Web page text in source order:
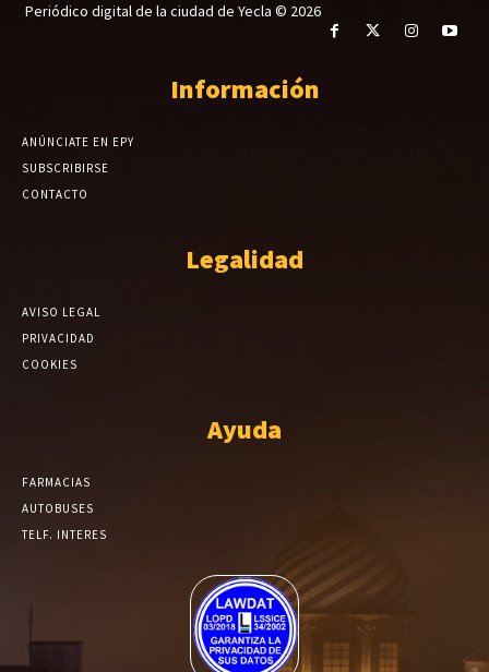
Periódico digital de la ciudad de Yecla © 2026
Información
ANÚNCIATE EN EPY
SUBSCRIBIRSE
CONTACTO
Legalidad
AVISO LEGAL
PRIVACIDAD
COOKIES
Ayuda
FARMACIAS
AUTOBUSES
TELF. INTERES